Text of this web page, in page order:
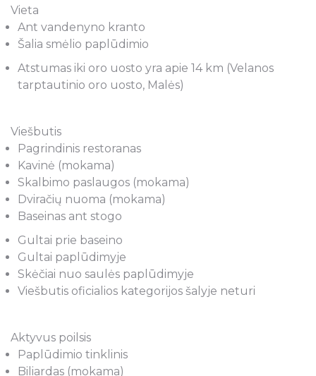
Vieta
Ant vandenyno kranto
Šalia smėlio paplūdimio
Atstumas iki oro uosto yra apie 14 km (Velanos
tarptautinio oro uosto, Malės)
Viešbutis
Pagrindinis restoranas
Kavinė (mokama)
Skalbimo paslaugos (mokama)
Dviračių nuoma (mokama)
Baseinas ant stogo
Gultai prie baseino
Gultai paplūdimyje
Skėčiai nuo saulės paplūdimyje
Viešbutis oficialios kategorijos šalyje neturi
Aktyvus poilsis
Paplūdimio tinklinis
Biliardas (mokama)